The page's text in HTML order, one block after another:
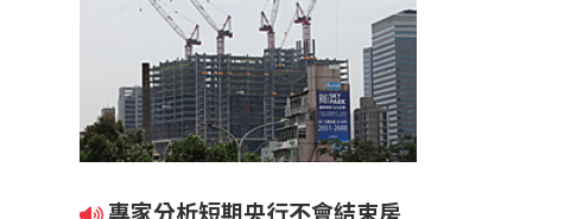
專家分析短期央行不會結束房